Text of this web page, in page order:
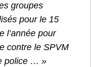
groupes
pour le 15
l’année pour
contre le SPVM
police … »